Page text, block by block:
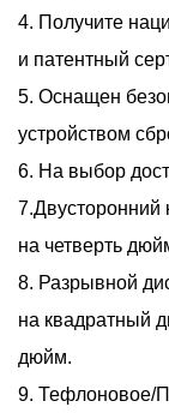
4. Получите
и патентный
5. Оснащен
устройством
6. На выбор
7.Двусторонний
на четверть
8. Разрывной
на квадратный
дюйм.
9. Тефлоновое/